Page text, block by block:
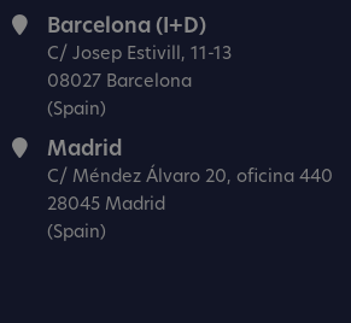
Barcelona (I+D)
C/ Josep Estivill, 11-13
08027 Barcelona
(Spain)
Madrid
C/ Méndez Álvaro 20, oficina 440
28045 Madrid
(Spain)